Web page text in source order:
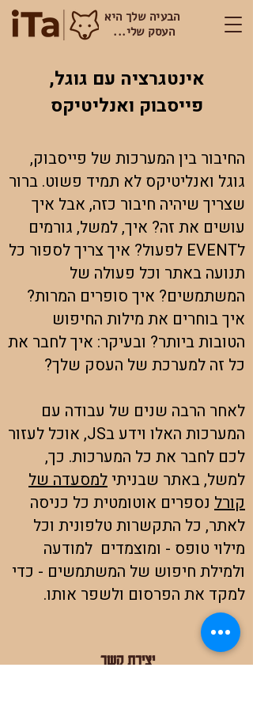
הבעיה שלך היא
העסק שלי...
אינטגרציה עם גוגל,
פייסבוק ואנליטיקס
החיבור בין המערכות של פייסבוק,
גוגל ואנליטיקס לא תמיד פשוט. ברור
שצריך שיהיה חיבור כזה, אבל איך
עושים את זה? איך, למשל, גורמים
לEVENT לפעול? איך צריך לספור כל
תנועה באתר וכל פעולה של
המשתמשים? איך סופרים המרות?
איך בוחרים את מילות החיפוש
הטובות ביותר? ובעיקר: איך לחבר את
כל זה למערכת של העסק שלך?
לאחר הרבה שנים של עבודה עם
המערכות האלו וידע בJS, אוכל לעזור
לכם לחבר את כל המערכות. כך,
למשל, באתר שבניתילמסעדה של
קורל נספרים אוטומטית כל כניסה
לאתר, כל התקשרות טלפונית וכל
מילוי טופס - ומוצמדים למודעה
ולמילת חיפוש של המשתמשים - כדי
למקד את הפרסום ולשפר אותו.
יצירת קשר